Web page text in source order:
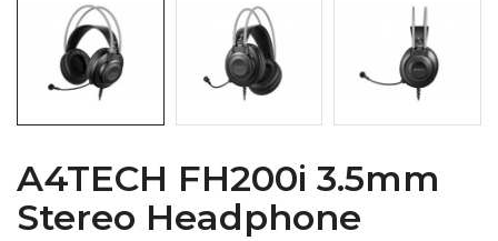
A4TECH FH200i 3.5mm
Stereo Headphone